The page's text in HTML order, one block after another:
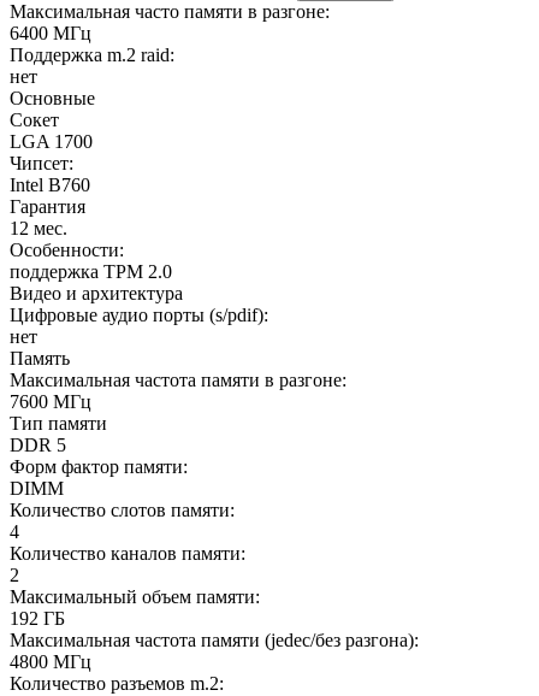
Максимальная часто памяти в разгоне:
6400 МГц
Поддержка m.2 raid:
нет
Основные
Сокет
LGA 1700
Чипсет:
Intel B760
Гарантия
12 мес.
Особенности:
поддержка TPM 2.0
Видео и архитектура
Цифровые аудио порты (s/pdif):
нет
Память
Максимальная частота памяти в разгоне:
7600 МГц
Тип памяти
DDR 5
Форм фактор памяти:
DIMM
Количество слотов памяти:
4
Количество каналов памяти:
2
Максимальный объем памяти:
192 ГБ
Максимальная частота памяти (jedec/без разгона):
4800 МГц
Количество разъемов m.2: